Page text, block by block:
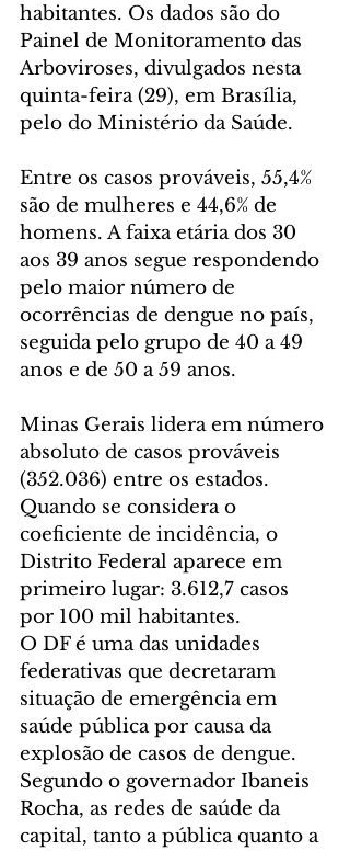
habitantes. Os dados são do
Painel de Monitoramento das
Arboviroses, divulgados nesta
quinta-feira (29), em Brasília,
pelo do Ministério da Saúde.
Entre os casos prováveis, 55,4%
são de mulheres e 44,6% de
homens. A faixa etária dos 30
aos 39 anos segue respondendo
pelo maior número de
ocorrências de dengue no país,
seguida pelo grupo de 40 a 49
anos e de 50 a 59 anos.
Minas Gerais lidera em número
absoluto de casos prováveis
(352.036) entre os estados.
Quando se considera o
coeficiente de incidência, o
Distrito Federal aparece em
primeiro lugar: 3.612,7 casos
por 100 mil habitantes.
O DF é uma das unidades
federativas que decretaram
situação de emergência em
saúde pública por causa da
explosão de casos de dengue.
Segundo o governador Ibaneis
Rocha, as redes de saúde da
capital, tanto a pública quanto a